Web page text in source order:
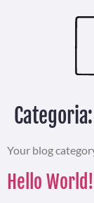
Categoria:
Your blog
Hello World!